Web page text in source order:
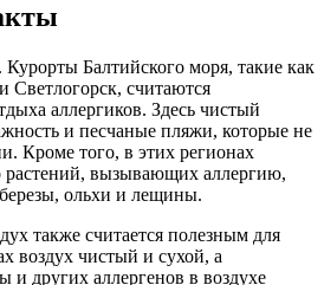
. Курорты Балтийского моря, такие как
считаются
аллергиков. Здесь чистый
и песчаные пляжи, которые не
Кроме того, в этих регионах
растений, вызывающих аллергию,
ольхи и лещины.
также считается полезным для
воздух чистый и сухой, а
и других аллергенов в воздухе